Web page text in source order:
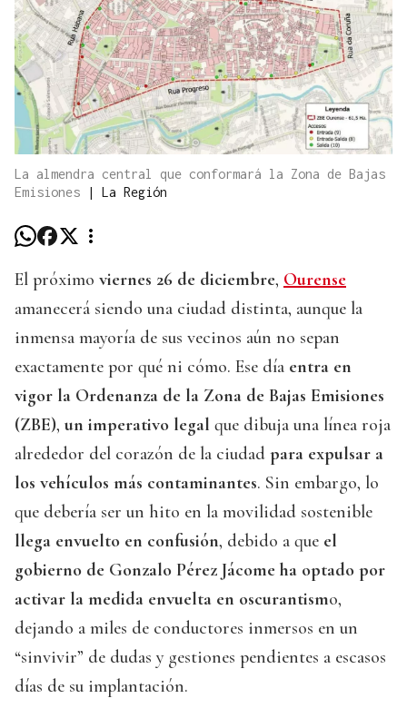
La almendra central que conformará la Zona de Bajas
Emisiones
| La Región
El próximo viernes 26 de diciembre, Ourense
amanecerá siendo una ciudad distinta, aunque la
inmensa mayoría de sus vecinos aún no sepan
exactamente por qué ni cómo. Ese día entra en
vigor la Ordenanza de la Zona de Bajas Emisiones
(ZBE), un imperativo legal que dibuja una línea roja
alrededor del corazón de la ciudad para expulsar a
los vehículos más contaminantes. Sin embargo, lo
que debería ser un hito en la movilidad sostenible
llega envuelto en confusión, debido a que el
gobierno de Gonzalo Pérez Jácome ha optado por
activar la medida envuelta en oscurantismo,
dejando a miles de conductores inmersos en un
“sinvivir” de dudas y gestiones pendientes a escasos
días de su implantación.